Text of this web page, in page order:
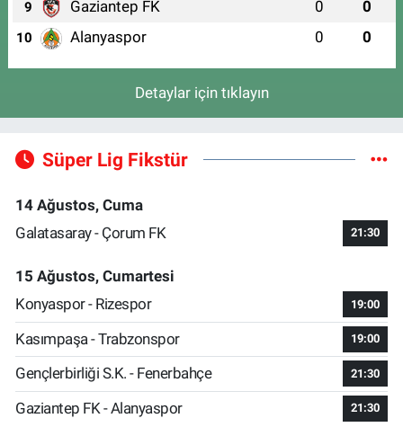
9 Gaziantep FK 0 0
10 Alanyaspor 0 0
Detaylar için tıklayın
Süper Lig Fikstür
14 Ağustos, Cuma
Galatasaray - Çorum FK
21:30
15 Ağustos, Cumartesi
Konyaspor - Rizespor
19:00
Kasımpaşa - Trabzonspor 19:00
Gençlerbirliği S.K. - Fenerbahçe 21:30
Gaziantep FK - Alanyaspor 21:30